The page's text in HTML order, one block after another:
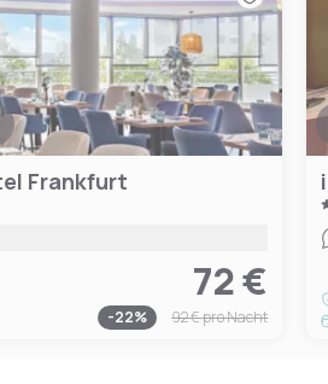
Frankfurt
72 €
-22% 92 €pro Nacht